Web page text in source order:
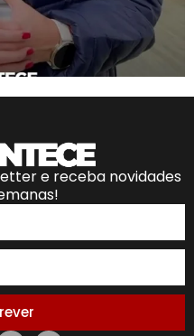
e receba novidades